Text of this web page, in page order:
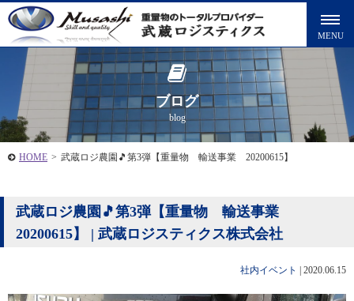
ブログ
blog
HOME > 武蔵ロジ農園🎵第3弾【重量物 輸送事業 20200615】
武蔵ロジ農園🎵第3弾【重量物 輸送事業
20200615】 | 武蔵ロジスティクス株式会社
社内イベント 2020.06.15